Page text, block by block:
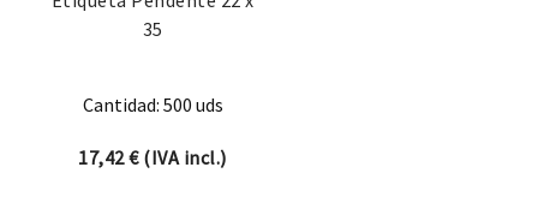
35
Cantidad: 500 uds
17,42€(IVA incl.)